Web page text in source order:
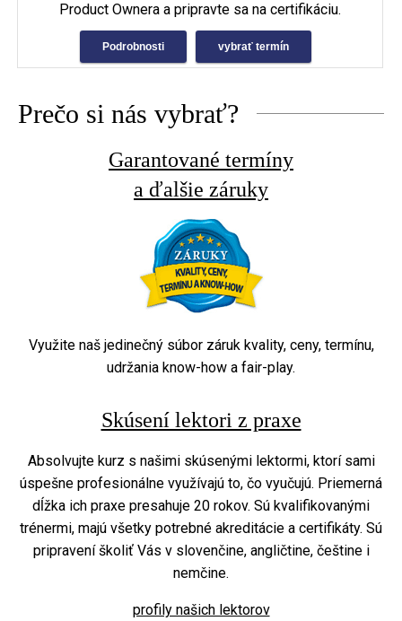
Product Ownera a pripravte sa na certifikáciu.
Podrobnosti vybrať termín
Prečo si nás vybrať?
Garantované termíny
a ďalšie záruky
Využite naš jedinečný súbor záruk kvality, ceny, termínu,
udržania know-how a fair-play.
Skúsení lektori z praxe
Absolvujte kurz s našimi skúsenými lektormi, ktorí sami
úspešne profesionálne využívajú to, čo vyučujú. Priemerná
dĺžka ich praxe presahuje 20 rokov. Sú kvalifikovanými
trénermi, majú všetky potrebné akreditácie a certifikáty. Sú
pripravení školiť Vás v slovenčine, angličtine, češtine i
nemčine.
profily našich lektorov